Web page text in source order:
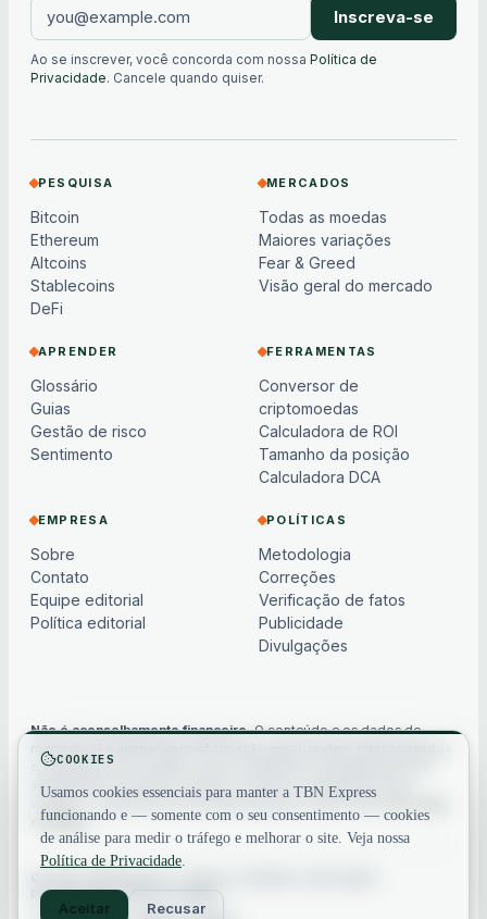
Inscreva-se
Ao se inscrever, você concorda com nossa Política de
Privacidade. Cancele quando quiser.
PESQUISA
Bitcoin
Ethereum
Altcoins
Stablecoins
DeFi
MERCADOS
Todas as moedas
Maiores variações
Fear & Greed
Visão geral do mercado
APRENDER
Glossário
Guias
Gestão de risco
Sentimento
FERRAMENTAS
Conversor de
criptomoedas
Calculadora de ROI
Tamanho da posição
Calculadora DCA
EMPRESA
Sobre
Contato
Equipe editorial
Política editorial
POLÍTICAS
Metodologia
Correções
Verificação de fatos
Publicidade
Divulgações
Não é aconselhamento financeiro.O conteúdo e os dados de
mercado são apenas para informação geral, podem estar atrasados
ou baseados em modelos e não constituem aconselhamento de
investimento, financeiro, jurídico ou fiscal. Os criptoativos são
voláteis — sempre faça sua própria pesquisa. Veja nosso
completo.
Privacidade·Termos
Contato
COOKIES
Usamos cookies essenciais para manter a TBN Express
funcionando e — somente com o seu consentimento — cookies
de análise para medir o tráfego e melhorar o site. Veja nossa
Política de Privacidade.
Aceitar Recusar